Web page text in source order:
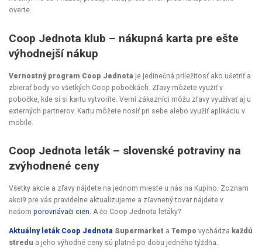
overte.
Coop Jednota klub – nákupná karta pre ešte
výhodnejší nákup
Vernostný program Coop Jednota je jedinečná príležitosť ako ušetriť a
zbierať body vo všetkých Coop pobočkách. Zľavy môžete využiť v
pobočke, kde si si kartu vytvoríte. Verní zákazníci môžu zľavy využívať aj u
externých partnerov. Kartu môžete nosiť pri sebe alebo využiť aplikáciu v
mobile.
Coop Jednota leták – slovenské potraviny na
zvýhodnené ceny
Všetky akcie a zľavy nájdete na jednom mieste u nás na Kupino. Zoznam
akci9 pre vás pravidelne aktualizujeme a zľavnený tovar nájdete v
našom porovnávači cien. A čo Coop Jednota letáky?
Aktuálny leták Coop Jednota Supermarket a Tempo vychádza každú
stredu a jeho výhodné ceny sú platné po dobu jedného týždňa.